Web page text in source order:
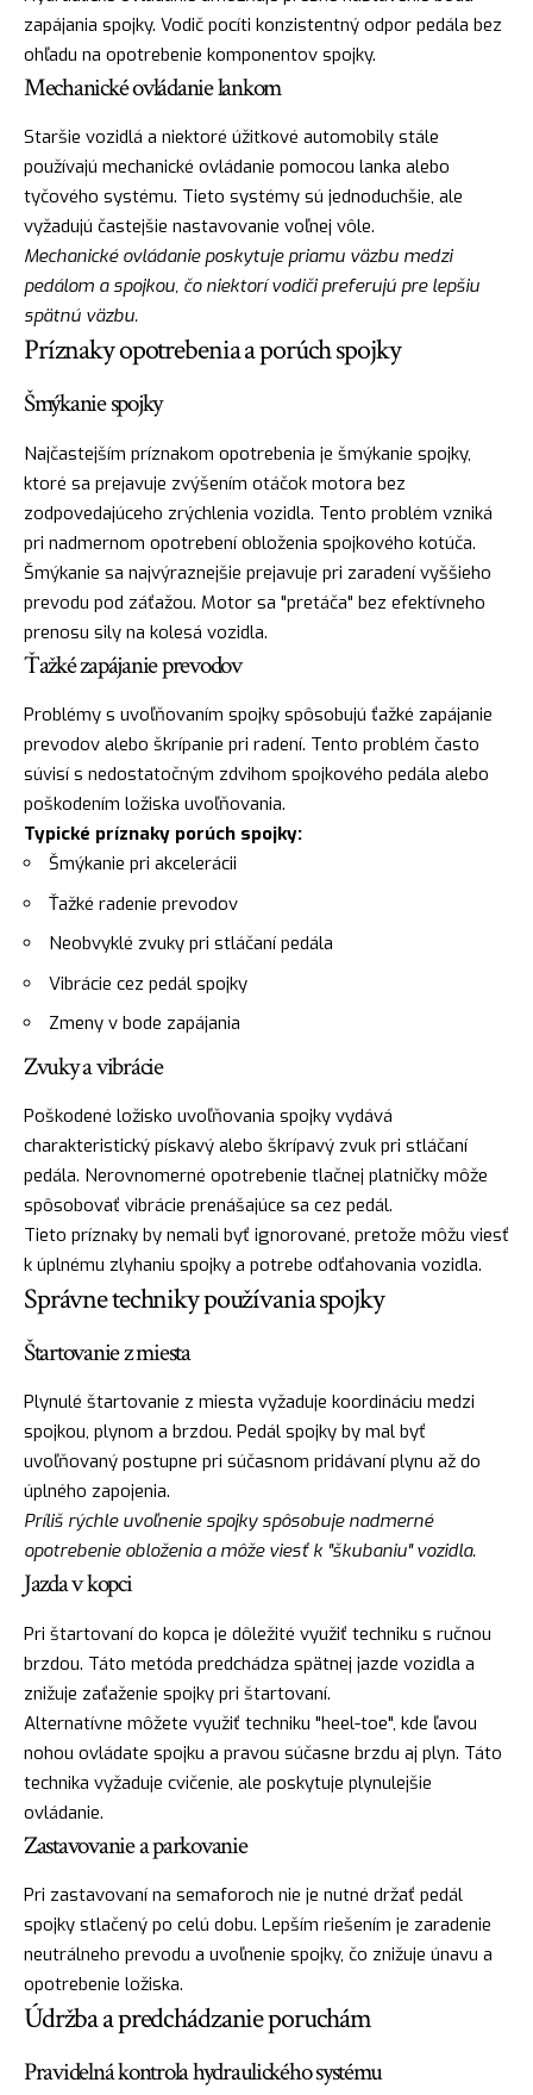
zapájania spojky. Vodič pocíti konzistentný odpor pedála bez
ohľadu na opotrebenie komponentov spojky.
Mechanické ovládanie lankom
Staršie vozidlá a niektoré úžitkové automobily stále
používajú mechanické ovládanie pomocou lanka alebo
tyčového systému. Tieto systémy sú jednoduchšie, ale
vyžadujú častejšie nastavovanie voľnej vôle.
Mechanické ovládanie poskytuje priamu väzbu medzi
pedálom a spojkou, čo niektorí vodiči preferujú pre lepšiu
spätnú väzbu.
Príznaky opotrebenia a porúch spojky
Šmýkanie spojky
Najčastejším príznakom opotrebenia je šmýkanie spojky,
ktoré sa prejavuje zvýšením otáčok motora bez
zodpovedajúceho zrýchlenia vozidla. Tento problém vzniká
pri nadmernom opotrebení obloženia spojkového kotúča.
Šmýkanie sa najvýraznejšie prejavuje pri zaradení vyššieho
prevodu pod záťažou. Motor sa "pretáča" bez efektívneho
prenosu sily na kolesá vozidla.
Ťažké zapájanie prevodov
Problémy s uvoľňovaním spojky spôsobujú ťažké zapájanie
prevodov alebo škrípanie pri radení. Tento problém často
súvisí s nedostatočným zdvihom spojkového pedála alebo
poškodením ložiska uvoľňovania.
Typické príznaky porúch spojky:
Šmýkanie pri akcelerácii
Ťažké radenie prevodov
Neobvyklé zvuky pri stláčaní pedála
Vibrácie cez pedál spojky
Zmeny v bode zapájania
Zvuky a vibrácie
Poškodené ložisko uvoľňovania spojky vydává
charakteristický pískavý alebo škrípavý zvuk pri stláčaní
pedála. Nerovnomerné opotrebenie tlačnej platničky môže
spôsobovať vibrácie prenášajúce sa cez pedál.
Tieto príznaky by nemali byť ignorované, pretože môžu viesť
k úplnému zlyhaniu spojky a potrebe odťahovania vozidla.
Správne techniky používania spojky
Štartovanie z miesta
Plynulé štartovanie z miesta vyžaduje koordináciu medzi
spojkou, plynom a brzdou. Pedál spojky by mal byť
uvoľňovaný postupne pri súčasnom pridávaní plynu až do
úplného zapojenia.
Príliš rýchle uvoľnenie spojky spôsobuje nadmerné
opotrebenie obloženia a môže viesť k "škubaniu" vozidla.
Jazda v kopci
Pri štartovaní do kopca je dôležité využiť techniku s ručnou
brzdou. Táto metóda predchádza spätnej jazde vozidla a
znižuje zaťaženie spojky pri štartovaní.
Alternatívne môžete využiť techniku "heel-toe", kde ľavou
nohou ovládate spojku a pravou súčasne brzdu aj plyn. Táto
technika vyžaduje cvičenie, ale poskytuje plynulejšie
ovládanie.
Zastavovanie a parkovanie
Pri zastavovaní na semaforoch nie je nutné držať pedál
spojky stlačený po celú dobu. Lepším riešením je zaradenie
neutrálneho prevodu a uvoľnenie spojky, čo znižuje únavu a
opotrebenie ložiska.
Údržba a predchádzanie poruchám
Pravidelná kontrola hydraulického systému